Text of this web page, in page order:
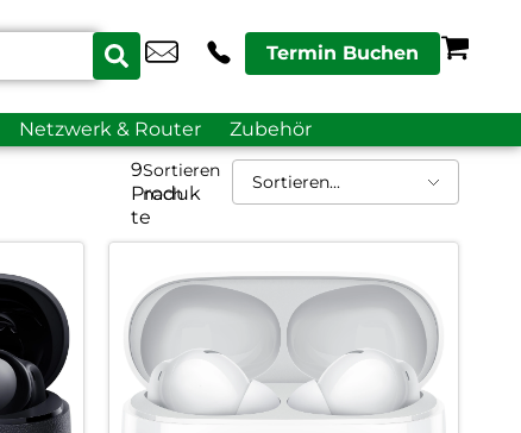
Termin Buchen
Netzwerk & Router Zubehör
9
Produk
te
Sortieren
nach